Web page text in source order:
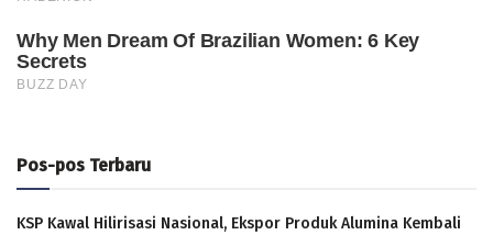
Pos-pos Terbaru
KSP Kawal Hilirisasi Nasional, Ekspor Produk Alumina Kembali